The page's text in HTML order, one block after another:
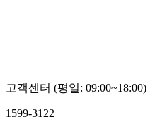
고객센터 (평일: 09:00~18:00)
1599-3122